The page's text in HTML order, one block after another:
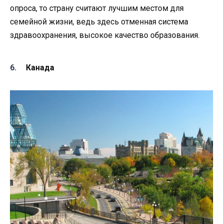
опроса, то страну считают лучшим местом для
семейной жизни, ведь здесь отменная система
здравоохранения, высокое качество образования.
Канада